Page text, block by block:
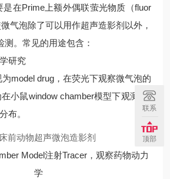
在Prime上额外偶联萤光物质（fluor
气泡除了可以用作超声造影剂以外，
。常见的用途包含：
研究
drug，在荧光下观察微气泡的
小鼠window chamber模型下观测Tra
布。
Model注射Tracer，观察药物动力
学
联系
顶部